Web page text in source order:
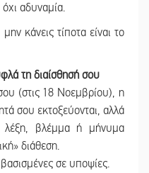
αδυναμία.
κάνεις τίποτα είναι το
τη διαίσθησή σου
(στις 18 Νοεμβρίου), η
σου εκτοξεύονται, αλλά
βλέμμα ή μήνυμα
διάθεση.
σε υποψίες.